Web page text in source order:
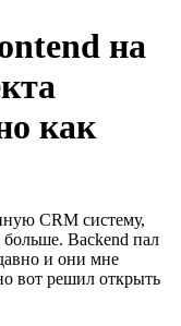
на
как
CRM систему,
больше. Backend пал
и они мне
вот решил открыть